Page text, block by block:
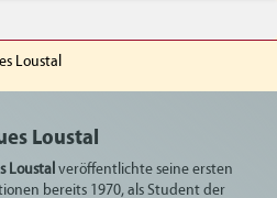
Loustal
Loustal
Loustalveröffentlichte seine ersten
bereits 1970, als Student der